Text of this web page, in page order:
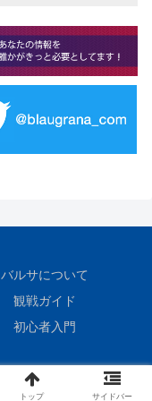
バルサについて
観戦ガイド
初心者入門
トップ サイドバー